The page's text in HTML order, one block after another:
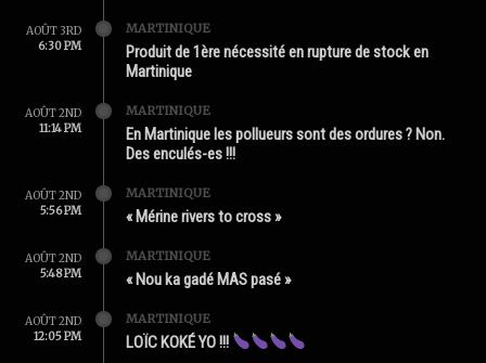
AOÛT 3RD
6:30 PM
MARTINIQUE
Produit de 1ère nécessité en rupture de stock en
Martinique
AOÛT 2ND
11:14 PM
MARTINIQUE
En Martinique les pollueurs sont des ordures ? Non.
Des enculés-es !!!
AOÛT 2ND
5:56 PM
MARTINIQUE
« Mérine rivers to cross »
AOÛT 2ND
5:48 PM
MARTINIQUE
« Nou ka gadé MAS pasé »
AOÛT 2ND
12:05 PM
MARTINIQUE
LOÏC KOKÉ YO !!!